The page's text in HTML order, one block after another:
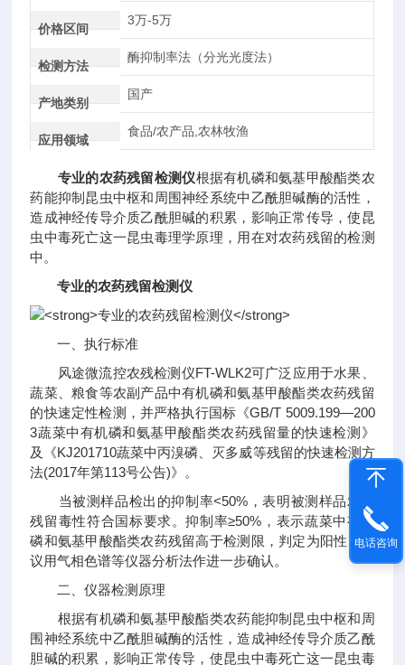
价格区间
3万-5万
检测方法
酶抑制率法（分光光度法）
产地类别
国产
应用领域
食品/农产品,农林牧渔
专业的农药残留检测仪根据有机磷和氨基甲酸酯类农
药能抑制昆虫中枢和周围神经系统中乙酰胆碱酶的活性，
造成神经传导介质乙酰胆碱的积累，影响正常传导，使昆
虫中毒死亡这一昆虫毒理学原理，用在对农药残留的检测
中。
专业的农药残留检测仪
一、执行标准
风途微流控农残检测仪FT-WLK2可广泛应用于水果、
蔬菜、粮食等农副产品中有机磷和氨基甲酸酯类农药残留
的快速定性检测，并严格执行国标《GB/T 5009.199—200
3蔬菜中有机磷和氨基甲酸酯类农药残留量的快速检测》
及《KJ201710蔬菜中丙溴磷、灭多威等残留的快速检测方
法(2017年第113号公告)》。
当被测样品检出的抑制率<50%，表明被测样品农药
残留毒性符合国标要求。抑制率≥50%，表示蔬菜中有机
磷和氨基甲酸酯类农药残留高于检测限，判定为阳性，建
议用气相色谱等仪器分析法作进一步确认。
二、仪器检测原理
根据有机磷和氨基甲酸酯类农药能抑制昆虫中枢和周
围神经系统中乙酰胆碱酶的活性，造成神经传导介质乙酰
胆碱的积累，影响正常传导，使昆虫中毒死亡这一昆虫毒
电话咨询